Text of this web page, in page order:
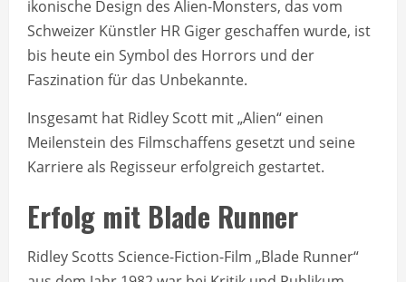
ikonische Design des Alien-Monsters, das vom
Schweizer Künstler HR Giger geschaffen wurde, ist
bis heute ein Symbol des Horrors und der
Faszination für das Unbekannte.
Insgesamt hat Ridley Scott mit „Alien“ einen
Meilenstein des Filmschaffens gesetzt und seine
Karriere als Regisseur erfolgreich gestartet.
Erfolg mit Blade Runner
Ridley Scotts Science-Fiction-Film „Blade Runner“